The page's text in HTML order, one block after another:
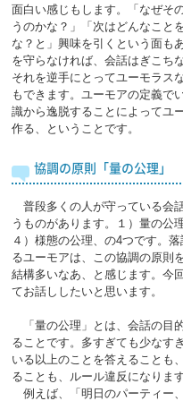
面白い感じもします。「なぜそ
うのかな？」「次はどんなこと
な？と」興味を引くという面も
を守らなければ、会話はぎこち
それを逆手にとってユーモラス
もできます。ユーモアの定義で
識から逸脱することによってユ
作る、ということです。
協調の原則「量の公理」
普段多くの人が守っている会
うものがあります。１）量の公
４）様態の公理、の4つです。
るユーモアは、この協調の原則
結構多いなあ、と感じます。今
てお話ししたいと思います。
「量の公理」とは、会話の目
ることです。多すぎても少なす
いる以上のことを答えることも
ることも、ルール違反になります
例えば、「明日のパーティー